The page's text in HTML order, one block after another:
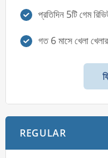
প্রতিদিন 5টি গেম
গত 6 মাসে খেলা
REGULAR